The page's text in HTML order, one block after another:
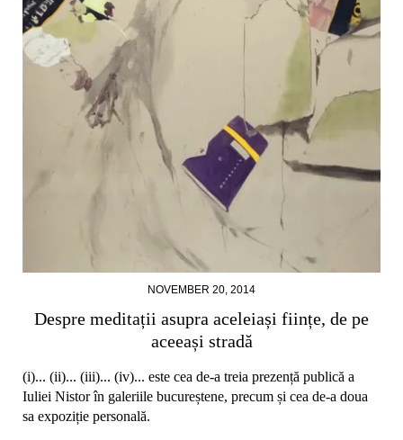
NOVEMBER 20, 2014
Despre meditații asupra aceleiași ființe, de pe
aceeași stradă
(i)... (ii)... (iii)... (iv)... este cea de-a treia prezență publică a
Iuliei Nistor în galeriile bucureștene, precum și cea de-a doua
sa expoziție personală.